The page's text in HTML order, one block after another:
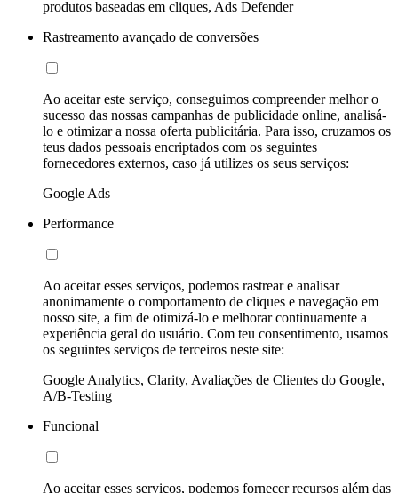
produtos baseadas em cliques, Ads Defender
Rastreamento avançado de conversões
Ao aceitar este serviço, conseguimos compreender melhor o
sucesso das nossas campanhas de publicidade online, analisá-
lo e otimizar a nossa oferta publicitária. Para isso, cruzamos os
teus dados pessoais encriptados com os seguintes
fornecedores externos, caso já utilizes os seus serviços:
Google Ads
Performance
Ao aceitar esses serviços, podemos rastrear e analisar
anonimamente o comportamento de cliques e navegação em
nosso site, a fim de otimizá-lo e melhorar continuamente a
experiência geral do usuário. Com teu consentimento, usamos
os seguintes serviços de terceiros neste site:
Google Analytics, Clarity, Avaliações de Clientes do Google,
A/B-Testing
Funcional
Ao aceitar esses serviços, podemos fornecer recursos além das